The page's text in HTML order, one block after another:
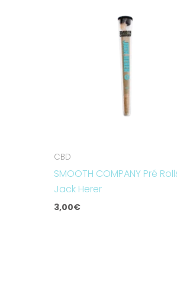
CBD
SMOOTH COMPANY Pré
Jack Herer
3,00€